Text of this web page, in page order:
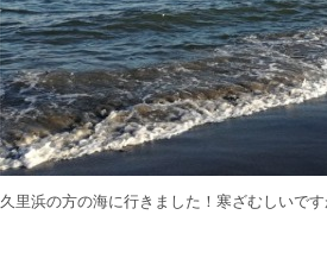
久里浜の方の海に行きました！寒ざむしいで